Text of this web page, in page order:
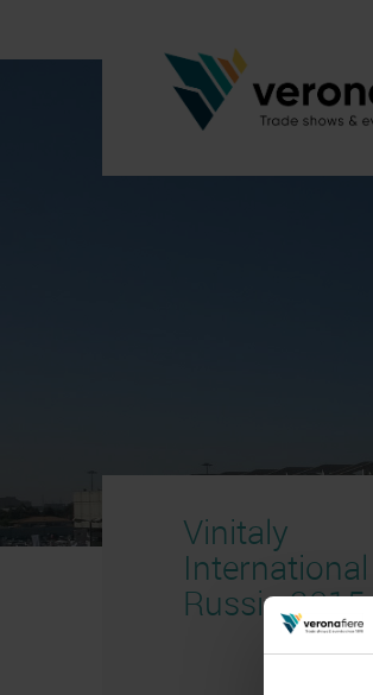
Vinitaly
International
Russia 2015